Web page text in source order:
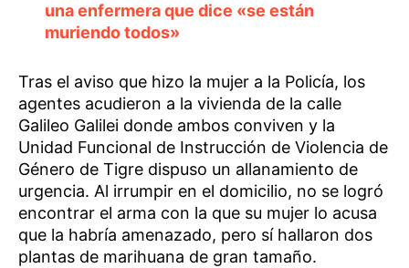
una enfermera que dice «se están
muriendo todos»
Tras el aviso que hizo la mujer a la Policía, los
agentes acudieron a la vivienda de la calle
Galileo Galilei donde ambos conviven y la
Unidad Funcional de Instrucción de Violencia de
Género de Tigre dispuso un allanamiento de
urgencia. Al irrumpir en el domicilio, no se logró
encontrar el arma con la que su mujer lo acusa
que la habría amenazado, pero sí hallaron dos
plantas de marihuana de gran tamaño.